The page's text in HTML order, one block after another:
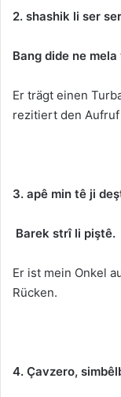
2. shashik li ser
Bang dide ne mela
Er trägt einen
rezitiert den Aufruf
3. apê min tê ji
Barek strî li piştê.
Er ist mein Onkel
Rücken.
4. Çavzero,